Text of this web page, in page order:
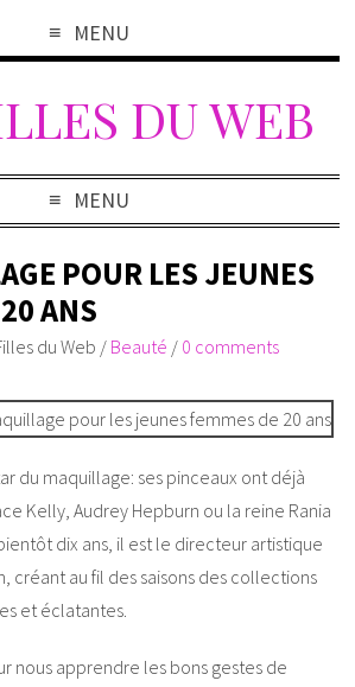
MENU
DU WEB
MENU
POUR LES JEUNES
ANS
du Web / Beauté / 0 comments
du maquillage: ses pinceaux ont déjà
Kelly, Audrey Hepburn ou la reine Rania
dix ans, il est le directeur artistique
créant au fil des saisons des collections
et éclatantes.
nous apprendre les bons gestes de